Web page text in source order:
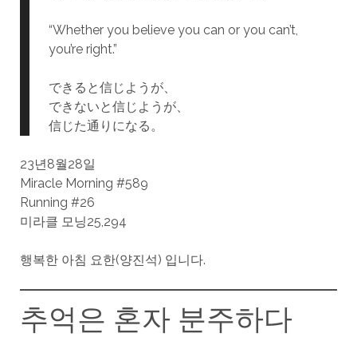
“Whether you believe you can or you can’t,
you’re right.”
できると信じようが、
できないと信じようが、
信じた通りになる。
23년8월28일
Miracle Morning #589
Running #26
미라클 모닝25,294
행복한 아침 요한(양진석) 입니다.
추억은 혼자 분주하다